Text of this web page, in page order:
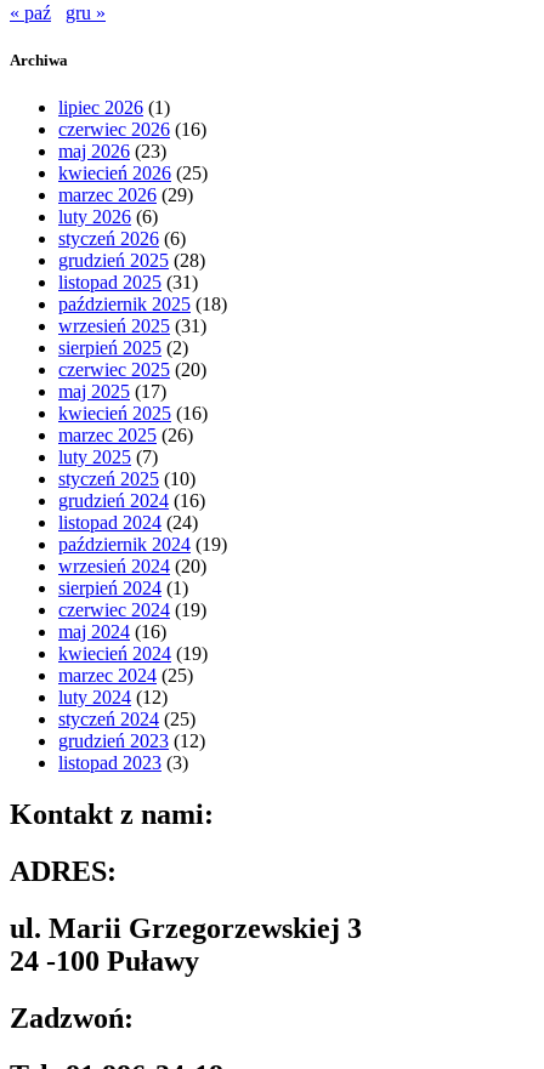
« paź
gru »
Archiwa
lipiec 2026 (1)
czerwiec 2026 (16)
maj 2026 (23)
kwiecień 2026 (25)
marzec 2026 (29)
luty 2026 (6)
styczeń 2026 (6)
grudzień 2025 (28)
listopad 2025 (31)
październik 2025 (18)
wrzesień 2025 (31)
sierpień 2025 (2)
czerwiec 2025 (20)
maj 2025 (17)
kwiecień 2025 (16)
marzec 2025 (26)
luty 2025 (7)
styczeń 2025 (10)
grudzień 2024 (16)
listopad 2024 (24)
październik 2024 (19)
wrzesień 2024 (20)
sierpień 2024 (1)
czerwiec 2024 (19)
maj 2024 (16)
kwiecień 2024 (19)
marzec 2024 (25)
luty 2024 (12)
styczeń 2024 (25)
grudzień 2023 (12)
listopad 2023 (3)
Kontakt z nami:
ADRES:
ul. Marii Grzegorzewskiej 3
24 -100 Puławy
Zadzwoń: